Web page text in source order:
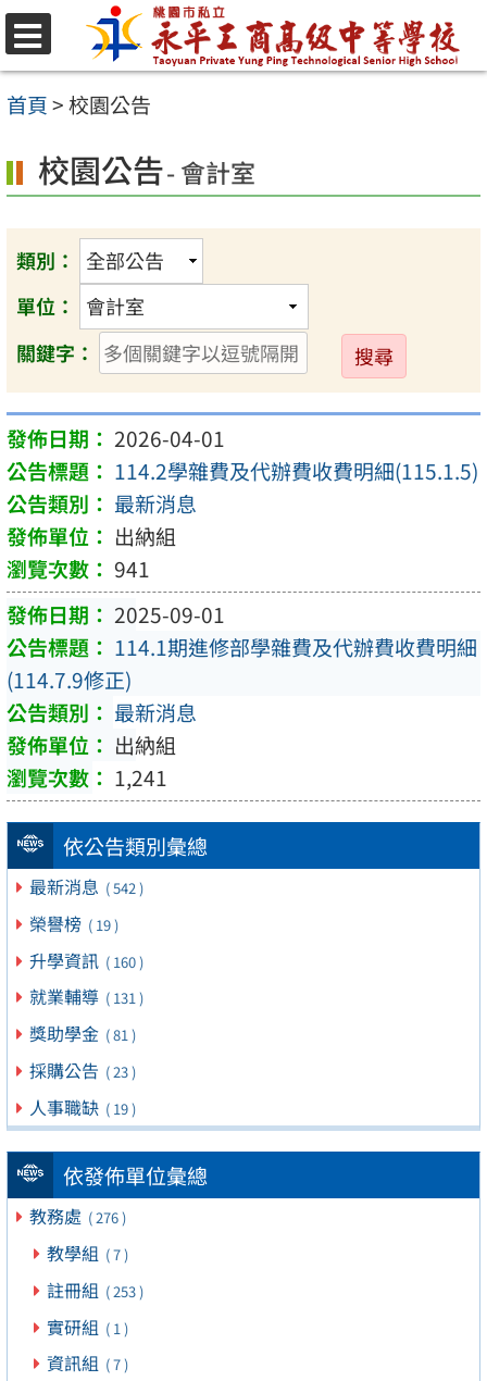
跳
至
主
內
容
首頁>校園公告
依公告類別彙總
最新消息 ( 542 )
榮譽榜 ( 19 )
升學資訊 ( 160 )
就業輔導 ( 131 )
獎助學金 ( 81 )
採購公告 ( 23 )
人事職缺 ( 19 )
依發佈單位彙總
教務處 ( 276 )
教學組 ( 7 )
註冊組 ( 253 )
實研組 ( 1 )
資訊組 ( 7 )
校園公告- 會計室
類別：
單位：
關鍵字：
送
出
2026-04-01
114.2學雜費及代辦費收費明細(115.1.5)
最新消息
出納組
941
2025-09-01
114.1期進修部學雜費及代辦費收費明細
(114.7.9修正)
最新消息
出納組
1,241
選
單